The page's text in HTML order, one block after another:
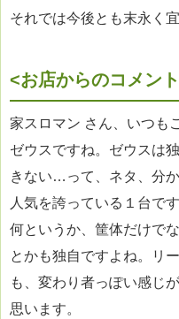
それでは今後とも末永く
<お店からのコメン
家スロマン さん、いつも
ゼウスですね。ゼウスは
きない…って、ネタ、分
人気を誇っている１台です
何というか、筐体だけで
とかも独自ですよね。リ
も、変わり者っぽい感じ
思います。